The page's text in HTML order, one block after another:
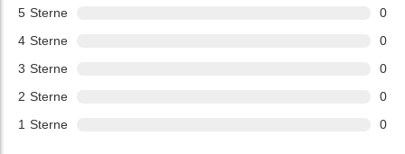
5 Sterne
0
4 Sterne
0
3 Sterne
0
2 Sterne
0
1 Sterne 0